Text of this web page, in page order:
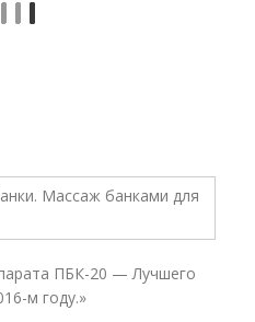
ПБК-20 — Лучшего
м году.»